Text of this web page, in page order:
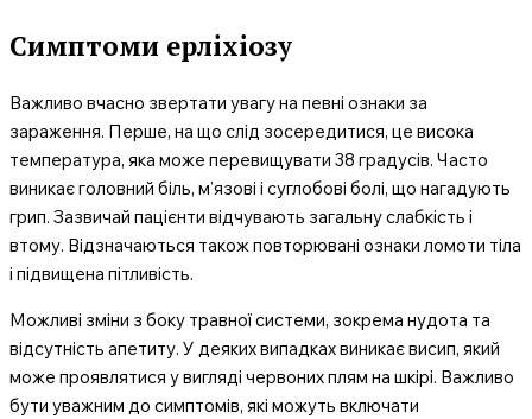
Симптоми ерліхіозу
Важливо вчасно звертати увагу на певні ознаки за
зараження. Перше, на що слід зосередитися, це висока
температура, яка може перевищувати 38 градусів. Часто
виникає головний біль, м’язові і суглобові болі, що нагадують
грип. Зазвичай пацієнти відчувають загальну слабкість і
втому. Відзначаються також повторювані ознаки ломоти тіла
і підвищена пітливість.
Можливі зміни з боку травної системи, зокрема нудота та
відсутність апетиту. У деяких випадках виникає висип, який
може проявлятися у вигляді червоних плям на шкірі. Важливо
бути уважним до симптомів, які можуть включати